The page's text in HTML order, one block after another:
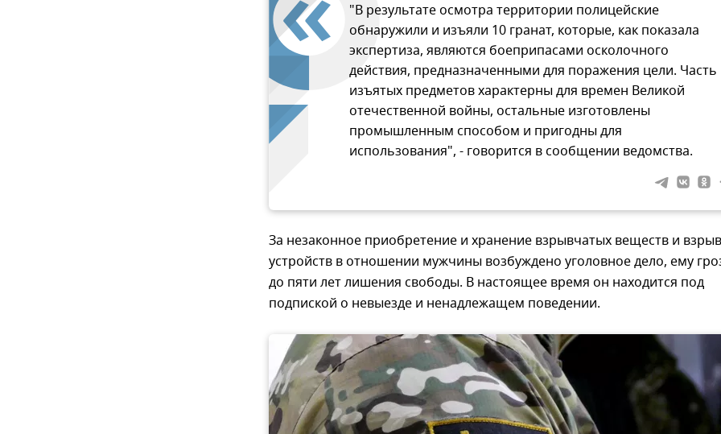
"В результате осмотра территории полицейские
обнаружили и изъяли 10 гранат, которые, как показала
экспертиза, являются боеприпасами осколочного
действия, предназначенными для поражения цели. Часть
изъятых предметов характерны для времен Великой
отечественной войны, остальные изготовлены
промышленным способом и пригодны для
использования", - говорится в сообщении ведомства.
За незаконное приобретение и хранение взрывчатых веществ и
устройств в отношении мужчины возбуждено уголовное дело, ему
до пяти лет лишения свободы. В настоящее время он находится под
подпиской о невыезде и ненадлежащем поведении.